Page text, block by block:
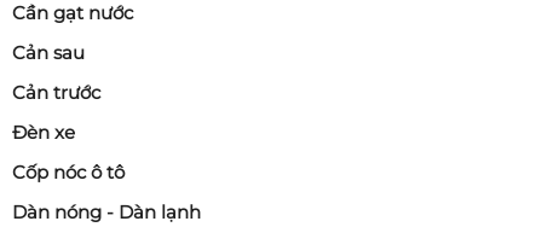
Cần gạt nước
Cản sau
Cản trước
Đèn xe
Cốp nóc ô tô
Dàn nóng - Dàn lạnh